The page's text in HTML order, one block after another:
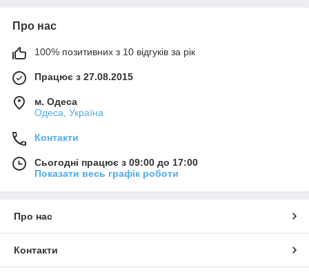
Про нас
100% позитивних з 10 відгуків за рік
Працює з 27.08.2015
м. Одеса
Одеса, Україна
Контакти
Сьогодні працює з 09:00 до 17:00
Показати весь графік роботи
Про нас
Контакти